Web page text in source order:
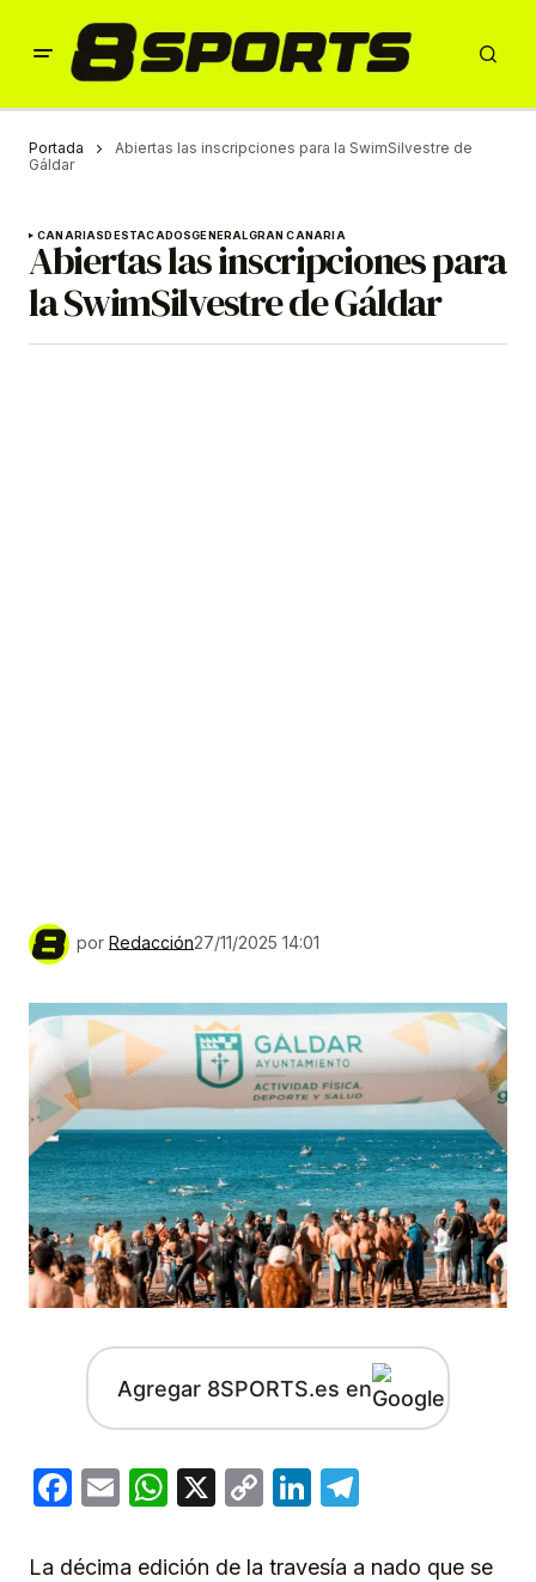
Portada
Abiertas las inscripciones para la SwimSilvestre de
Gáldar
CANARIASDESTACADOSGENERALGRAN CANARIA
Abiertas las inscripciones para
la SwimSilvestre de Gáldar
por Redacción27/11/2025 14:01
Agregar 8SPORTS.es en
Facebook
EmailWhatsApp
X
CopyLinkedIn
La décima edición de la travesía a nado que se